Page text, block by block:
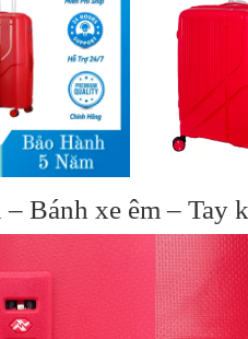
Bánh xe êm – Tay